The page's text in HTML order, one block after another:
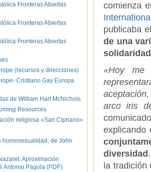
comienza
publicaba
de una
«Hoy me
arco iris
diversidad
la
Fronteras Abiertas
Fronteras Abiertas
Fronteras Abiertas
(recursos y direcciones)
Cristiano Gay Europa
de William Hart McNichols
Resources
religiosa «San Cipriano»
homosexualidad, de John
Aproximación
Antonio Pagola (PDF)